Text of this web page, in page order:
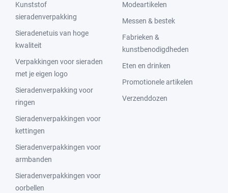
Kunststof
sieradenverpakking
Sieradenetuis van hoge
kwaliteit
Verpakkingen voor sieraden
met je eigen logo
Sieradenverpakking voor
ringen
Sieradenverpakkingen voor
kettingen
Sieradenverpakkingen voor
armbanden
Sieradenverpakkingen voor
oorbellen
Modeartikelen
Messen & bestek
Fabrieken &
kunstbenodigdheden
Eten en drinken
Promotionele artikelen
Verzenddozen